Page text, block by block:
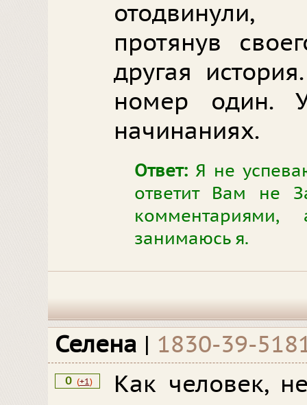
отодвинули,
протянув
другая
номер один.
начинаниях.
Ответ: Я не
ответит Вам не
занимаюсь я.
Селена | 1830-39-
0 (+1)
Как человек,